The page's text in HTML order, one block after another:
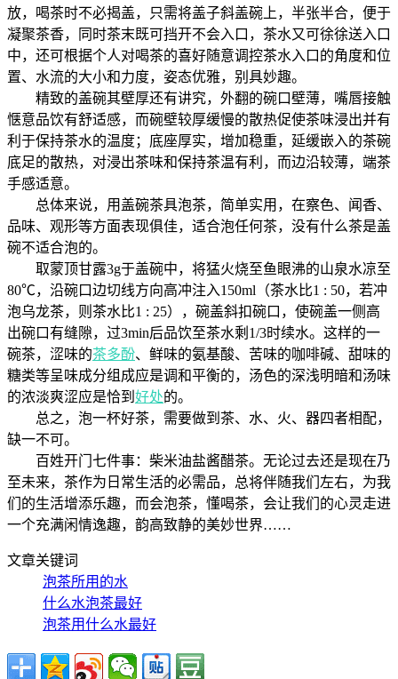
放，喝茶时不必揭盖，只需将盖子斜盖碗上，半张半合，便于
凝聚茶香，同时茶末既可挡开不会入口，茶水又可徐徐送入口
中，还可根据个人对喝茶的喜好随意调控茶水入口的角度和位
置、水流的大小和力度，姿态优雅，别具妙趣。
精致的盖碗其壁厚还有讲究，外翻的碗口壁薄，嘴唇接触
惬意品饮有舒适感，而碗壁较厚缓慢的散热促使茶味浸出并有
利于保持茶水的温度；底座厚实，增加稳重，延缓嵌入的茶碗
底足的散热，对浸出茶味和保持茶温有利，而边沿较薄，端茶
手感适意。
总体来说，用盖碗茶具泡茶，简单实用，在察色、闻香、
品味、观形等方面表现俱佳，适合泡任何茶，没有什么茶是盖
碗不适合泡的。
取蒙顶甘露3g于盖碗中，将猛火烧至鱼眼沸的山泉水凉至
80℃，沿碗口边切线方向高冲注入150ml（茶水比1 : 50，若冲
泡乌龙茶，则茶水比1 : 25），碗盖斜扣碗口，使碗盖一侧高
出碗口有缝隙，过3min后品饮至茶水剩1/3时续水。这样的一
碗茶，涩味的茶多酚、鲜味的氨基酸、苦味的咖啡碱、甜味的
糖类等呈味成分组成应是调和平衡的，汤色的深浅明暗和汤味
的浓淡爽涩应是恰到 好处的。
总之，泡一杯好茶，需要做到茶、水、火、器四者相配，
缺一不可。
百姓开门七件事：柴米油盐酱醋茶。无论过去还是现在乃
至未来，茶作为日常生活的必需品，总将伴随我们左右，为我
们的生活增添乐趣，而会泡茶，懂喝茶，会让我们的心灵走进
一个充满闲情逸趣，韵高致静的美妙世界……
文章关键词
泡茶所用的水
什么水泡茶最好
泡茶用什么水最好